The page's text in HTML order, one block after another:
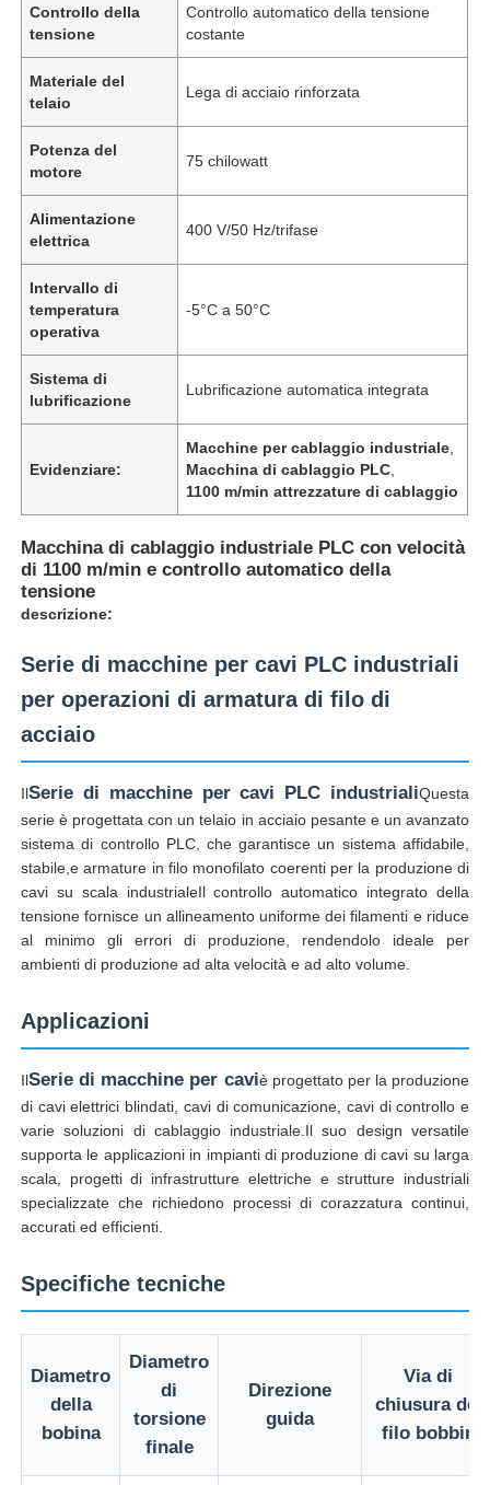
Casa
Prodotti
Controllo di qualità
Contattaci
Tutti i casi
Richiedere un preventivo
Linea di produzione per estrusione
Controllo della
tensione
Controllo automatico della tensione
costante
Materiale del
telaio
Lega di acciaio rinforzata
Potenza del
motore
75 chilowatt
Alimentazione
elettrica
400 V/50 Hz/trifase
Intervallo di
temperatura
operativa
-5°C a 50°C
Sistema di
lubrificazione
Lubrificazione automatica integrata
Evidenziare:
Macchine per cablaggio industriale
Macchina di cablaggio PLC
1100 m/min attrezzature di cablaggio
Macchina di cablaggio industriale PLC con velocità
di 1100 m/min e controllo automatico della
tensione
descrizione:
Serie di macchine per cavi PLC industriali
per operazioni di armatura di filo di
acciaio
IlSerie di macchine per cavi PLC industrialiQuesta
serie è progettata con un telaio in acciaio pesante e un avanzato
sistema di controllo PLC, che garantisce un sistema affidabile,
stabile,e armature in filo monofilato coerenti per la produzione di
cavi su scala industrialeIl controllo automatico integrato della
tensione fornisce un allineamento uniforme dei filamenti e riduce
al minimo gli errori di produzione, rendendolo ideale per
ambienti di produzione ad alta velocità e ad alto volume.
Applicazioni
IlSerie di macchine per caviè progettato per la produzione
di cavi elettrici blindati, cavi di comunicazione, cavi di controllo e
varie soluzioni di cablaggio industriale.Il suo design versatile
supporta le applicazioni in impianti di produzione di cavi su larga
scala, progetti di infrastrutture elettriche e strutture industriali
specializzate che richiedono processi di corazzatura continui,
accurati ed efficienti.
Specifiche tecniche
Diametro
della
bobina
Diametro
di
torsione
finale
Direzione
guida
Via di
chiusura del
filo bobbin